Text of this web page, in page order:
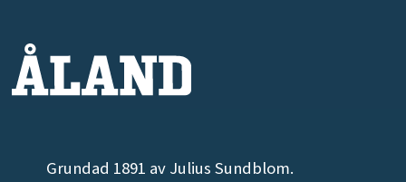
Grundad 1891 av Julius Sundblom.